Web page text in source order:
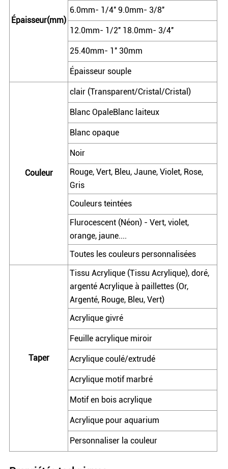
Épaisseur(mm)
6.0mm- 1/4'' 9.0mm- 3/8''
12.0mm- 1/2'' 18.0mm- 3/4''
25.40mm- 1'' 30mm
Épaisseur souple
Couleur
clair (Transparent/Cristal/Cristal)
Blanc OpaleBlanc laiteux
Blanc opaque
Noir
Rouge, Vert, Bleu, Jaune, Violet, Rose,
Gris
Couleurs teintées
Flurocescent (Néon) - Vert, violet,
orange, jaune....
Toutes les couleurs personnalisées
Taper
Tissu Acrylique (Tissu Acrylique), doré,
argenté Acrylique à paillettes (Or,
Argenté, Rouge, Bleu, Vert)
Acrylique givré
Feuille acrylique miroir
Acrylique coulé/extrudé
Acrylique motif marbré
Motif en bois acrylique
Acrylique pour aquarium
Personnaliser la couleur